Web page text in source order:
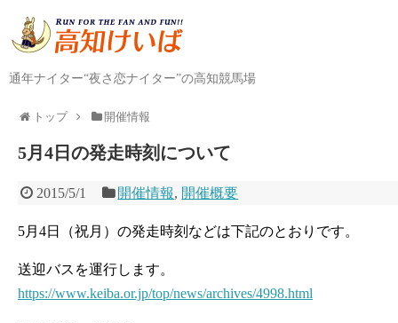
通年ナイター“夜さ恋ナイター”の高知競馬場
トップ 開催情報
5月4日の発走時刻について
2015/5/1 開催情報, 開催概要
5月4日（祝月）の発走時刻などは下記のとおりです。
送迎バスを運行します。
https://www.keiba.or.jp/top/news/archives/4998.html